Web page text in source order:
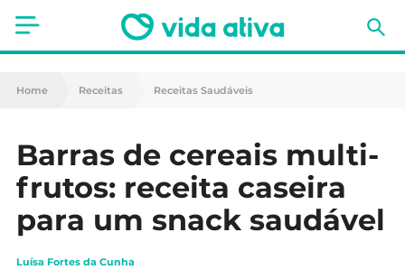
Saúde
Nutrição
Receitas
Fitness
Home Receitas Receitas Saudáveis
Barras de cereais multi-
frutos: receita caseira
para um snack saudável
Luísa Fortes da Cunha